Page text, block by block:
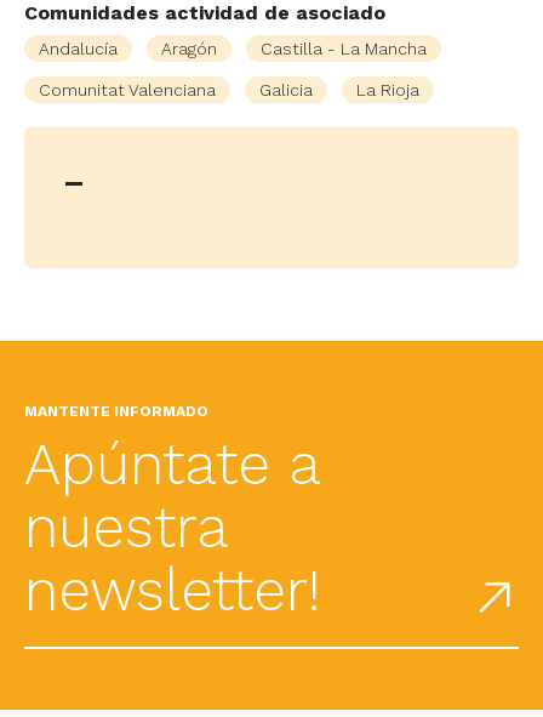
Comunidades actividad de asociado
Andalucía Aragón Castilla - La Mancha
Comunitat Valenciana Galicia La Rioja
-
MANTENTE INFORMADO
Apúntate a
nuestra
newsletter!